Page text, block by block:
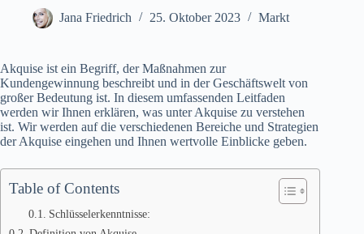
Jana Friedrich 25. Oktober 2023 Markt
Akquise ist ein Begriff, der Maßnahmen zur
Kundengewinnung beschreibt und in der Geschäftswelt von
großer Bedeutung ist. In diesem umfassenden Leitfaden
werden wir Ihnen erklären, was unter Akquise zu verstehen
ist. Wir werden auf die verschiedenen Bereiche und Strategien
der Akquise eingehen und Ihnen wertvolle Einblicke geben.
Table of Contents
Schlüsselerkenntnisse: